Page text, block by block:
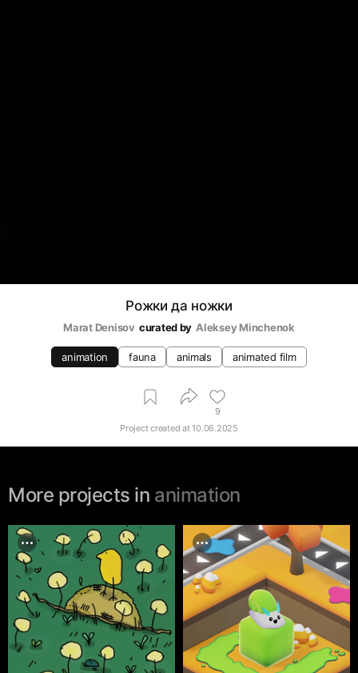
Рожки да ножки
Marat Denisov curated by Aleksey Minchenok
animation fauna animals animated film
9
Project created at10.06.2025
More projects in animation